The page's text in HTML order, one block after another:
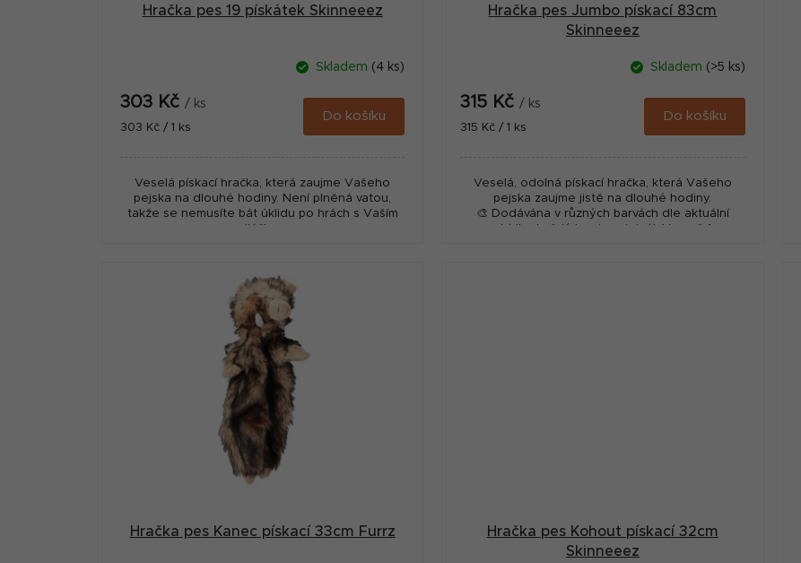
Hračka pes 19 pískátek Skinneeez
Skladem (4 ks)
303 Kč / ks
Měrná
303 Kč / 1 ks
Do košíku
Veselá pískací hračka, která zaujme Vašeho
pejska na dlouhé hodiny. Není plněná vatou,
takže se nemusíte bát úklidu po hrách s Vaším
Hračka pes Jumbo pískací 83cm
Skinneeez
Skladem (>5 ks)
315 Kč/ ks
Měrná
315 Kč / 1 ks
Do košíku
Veselá, odolná pískací hračka, která Vašeho
pejska zaujme jistě na dlouhé hodiny.
🎨 Dodávána v různých barvách dle aktuální
Hračka pes Kanec pískací 33cm Furrz
Hračka pes Kohout pískací 32cm
Skinneeez